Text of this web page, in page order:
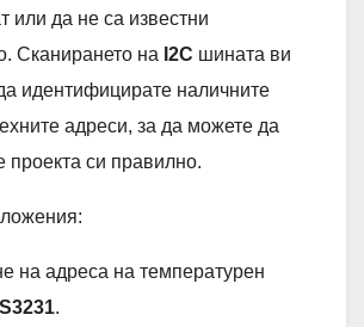
или да не са известни
Сканирането на I2C шината ви
идентифицирате наличните
адреси, за да можете да
проекта си правилно.
на адреса на температурен
.